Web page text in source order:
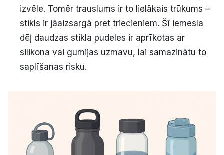
izvēle. Tomēr trauslums ir to lielākais trūkums –
stikls ir jāaizsargā pret triecieniem. Šī iemesla
dēļ daudzas stikla pudeles ir aprīkotas ar
silikona vai gumijas uzmavu, lai samazinātu to
saplīšanas risku.